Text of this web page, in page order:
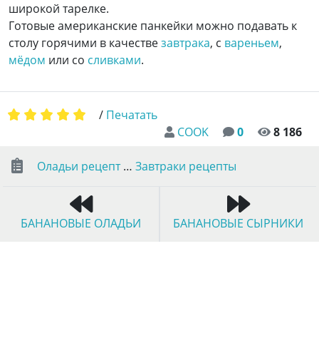
широкой тарелке.
Готовые американские панкейки можно подавать к
столу горячими в качествезавтрака, с вареньем,
мёдом или со сливками.
COOK 0 8 186
/ Печатать
Оладьи рецепт… Завтраки рецепты
БАНАНОВЫЕ ОЛАДЬИ БАНАНОВЫЕ СЫРНИКИ